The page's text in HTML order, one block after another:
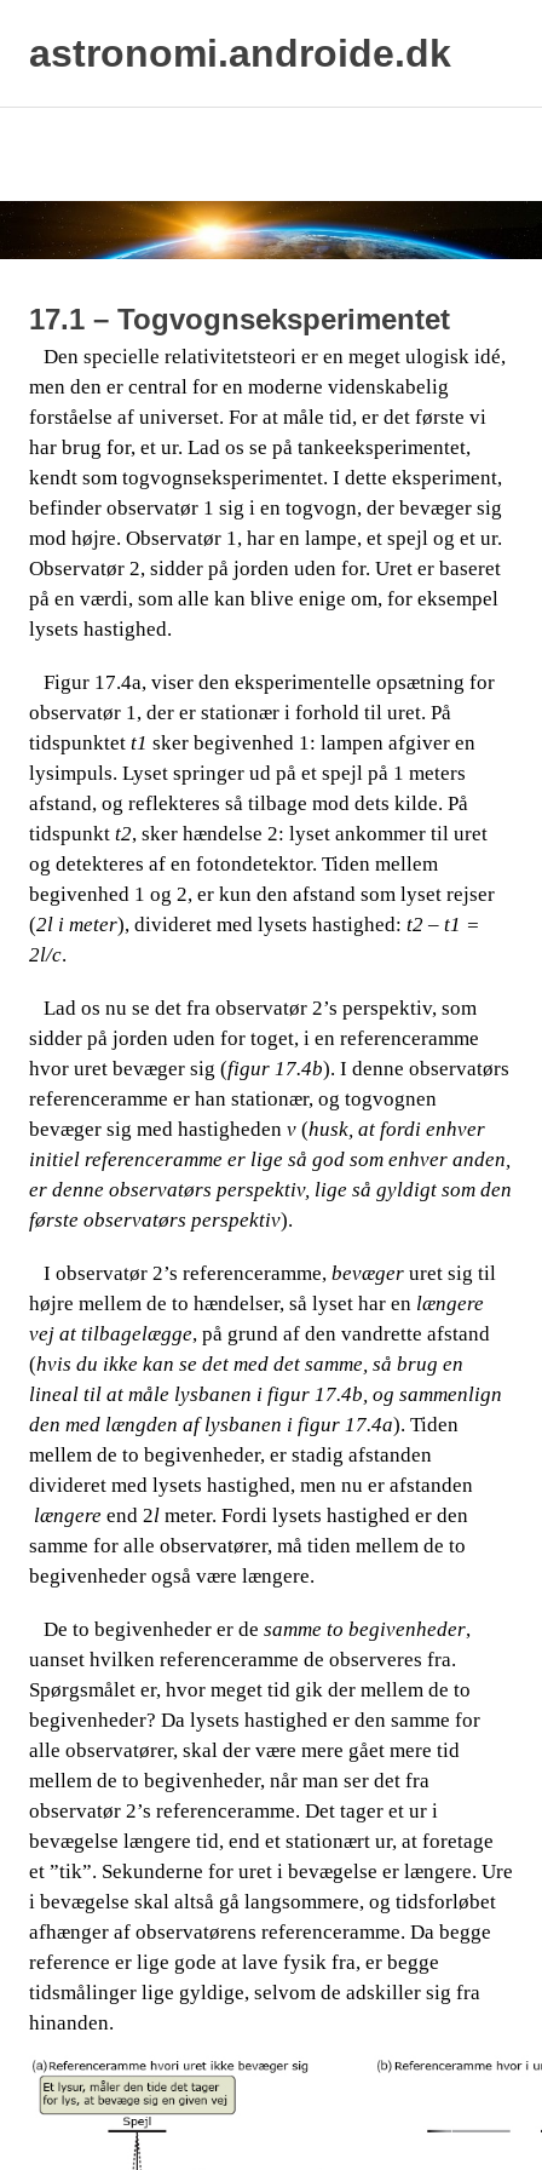
Skip
astronomi.androide.dk
17.1 – Togvognseksperimentet
Den specielle relativitetsteori er en meget ulogisk idé,
men den er central for en moderne videnskabelig
forståelse af universet. For at måle tid, er det første vi
har brug for, et ur. Lad os se på tankeeksperimentet,
kendt som togvognseksperimentet. I dette eksperiment,
befinder observatør 1 sig i en togvogn, der bevæger sig
mod højre. Observatør 1, har en lampe, et spejl og et ur.
Observatør 2, sidder på jorden uden for. Uret er baseret
på en værdi, som alle kan blive enige om, for eksempel
lysets hastighed.
​​ ​​​​ Figur 17.4a, viser den eksperimentelle opsætning for
observatør 1, der er stationær i forhold til uret. På
tidspunktet​​ t1 ​​ sker begivenhed 1: lampen afgiver en
lysimpuls. Lyset springer ud på et spejl på 1 meters
afstand, og reflekteres så tilbage mod dets kilde. På
tidspunkt​​ t2, sker hændelse 2: lyset ankommer til uret
og detekteres af en fotondetektor. Tiden mellem
begivenhed 1 og 2, er kun den afstand som lyset rejser
(2l i meter), divideret med lysets hastighed:​​ t2 – t1 =
2l/c.
​​ ​​​​ Lad os nu se det fra observatør 2’s perspektiv, som
sidder på jorden uden for toget, i en referenceramme
hvor uret bevæger sig (figur 17.4b). I denne observatørs
referenceramme er han stationær, og togvognen
bevæger sig med hastigheden​​ v ​​ (husk, at fordi enhver
initiel referenceramme er lige så god som enhver anden,
er denne observatørs perspektiv, lige så gyldigt som den
første observatørs perspektiv).
​​ ​​​​ I observatør 2’s referenceramme,​​ bevæger ​​ uret sig til
højre mellem de to hændelser, så lyset har en​​ længere
vej at tilbagelægge, på grund af den vandrette afstand
(hvis du ikke kan se det med det samme, så brug en
lineal til at måle lysbanen i figur 17.4b, og sammenlign
den med længden af lysbanen i figur 17.4a). Tiden
mellem de to begivenheder, er stadig afstanden
divideret med lysets hastighed, men nu er afstanden​​
længere ​​ end 2l ​​ meter. Fordi lysets hastighed er den
samme for alle observatører, må tiden mellem de to
begivenheder også være længere.
De to begivenheder er de​​ samme to begivenheder,
uanset hvilken referenceramme de observeres fra.
Spørgsmålet er, hvor meget tid gik der mellem de to
begivenheder? Da lysets hastighed er den samme for
alle observatører, skal der være mere gået mere tid
mellem de to begivenheder, når man ser det fra
observatør 2’s referenceramme. Det tager et ur i
bevægelse længere tid, end et stationært ur, at foretage
et ”tik”. Sekunderne for uret i bevægelse er længere. Ure
i bevægelse skal altså gå langsommere, og tidsforløbet
afhænger af observatørens referenceramme. Da begge
reference er lige gode at lave fysik fra, er begge
tidsmålinger lige gyldige, selvom de adskiller sig fra
hinanden.